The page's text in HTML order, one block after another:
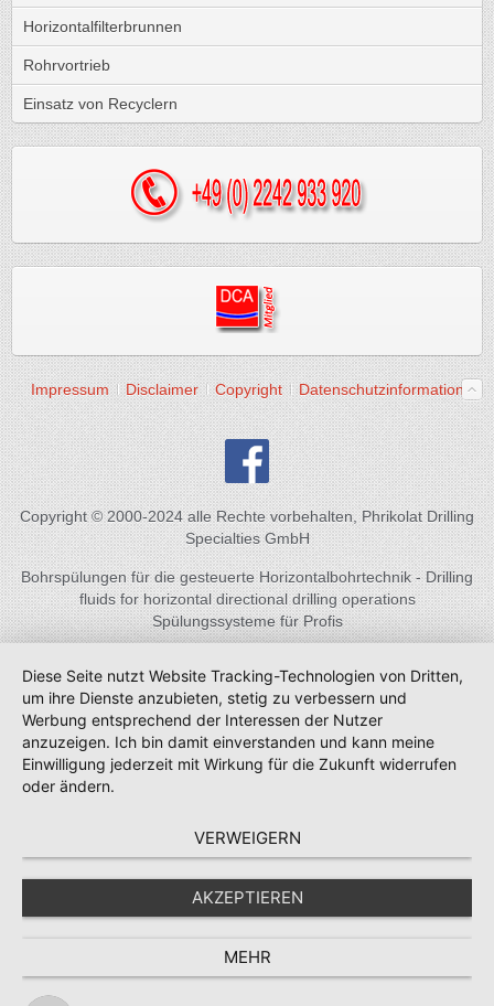
Horizontalfilterbrunnen
Rohrvortrieb
Einsatz von Recyclern
Impressum Disclaimer Copyright Datenschutzinformation
Copyright © 2000-2024 alle Rechte vorbehalten, Phrikolat Drilling
Specialties GmbH
Bohrspülungen für die gesteuerte Horizontalbohrtechnik - Drilling
fluids for horizontal directional drilling operations
Spülungssysteme für Profis
Diese Seite nutzt Website Tracking-Technologien von Dritten,
um ihre Dienste anzubieten, stetig zu verbessern und
Werbung entsprechend der Interessen der Nutzer
anzuzeigen. Ich bin damit einverstanden und kann meine
Einwilligung jederzeit mit Wirkung für die Zukunft widerrufen
oder ändern.
VERWEIGERN
AKZEPTIEREN
MEHR